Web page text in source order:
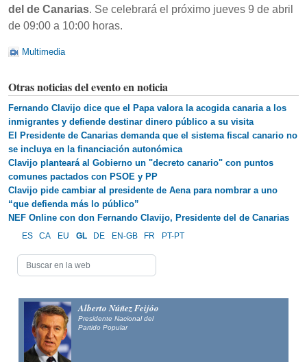
del de Canarias. Se celebrará el próximo jueves 9 de abril
de 09:00 a 10:00 horas.
Multimedia
Otras noticias del evento en noticia
Fernando Clavijo dice que el Papa valora la acogida canaria a los
inmigrantes y defiende destinar dinero público a su visita
El Presidente de Canarias demanda que el sistema fiscal canario no
se incluya en la financiación autonómica
Clavijo planteará al Gobierno un "decreto canario" con puntos
comunes pactados con PSOE y PP
Clavijo pide cambiar al presidente de Aena para nombrar a uno
“que defienda más lo público”
NEF Online con don Fernando Clavijo, Presidente del de Canarias
ES CA EU GL DE EN-GB FR PT-PT
Alberto Núñez Feijóo
Presidente Nacional del
Partido Popular